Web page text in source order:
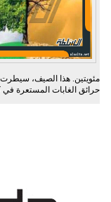
مئويتين. هذا الصيف، سيطرت
حرائق الغابات المستعرة في